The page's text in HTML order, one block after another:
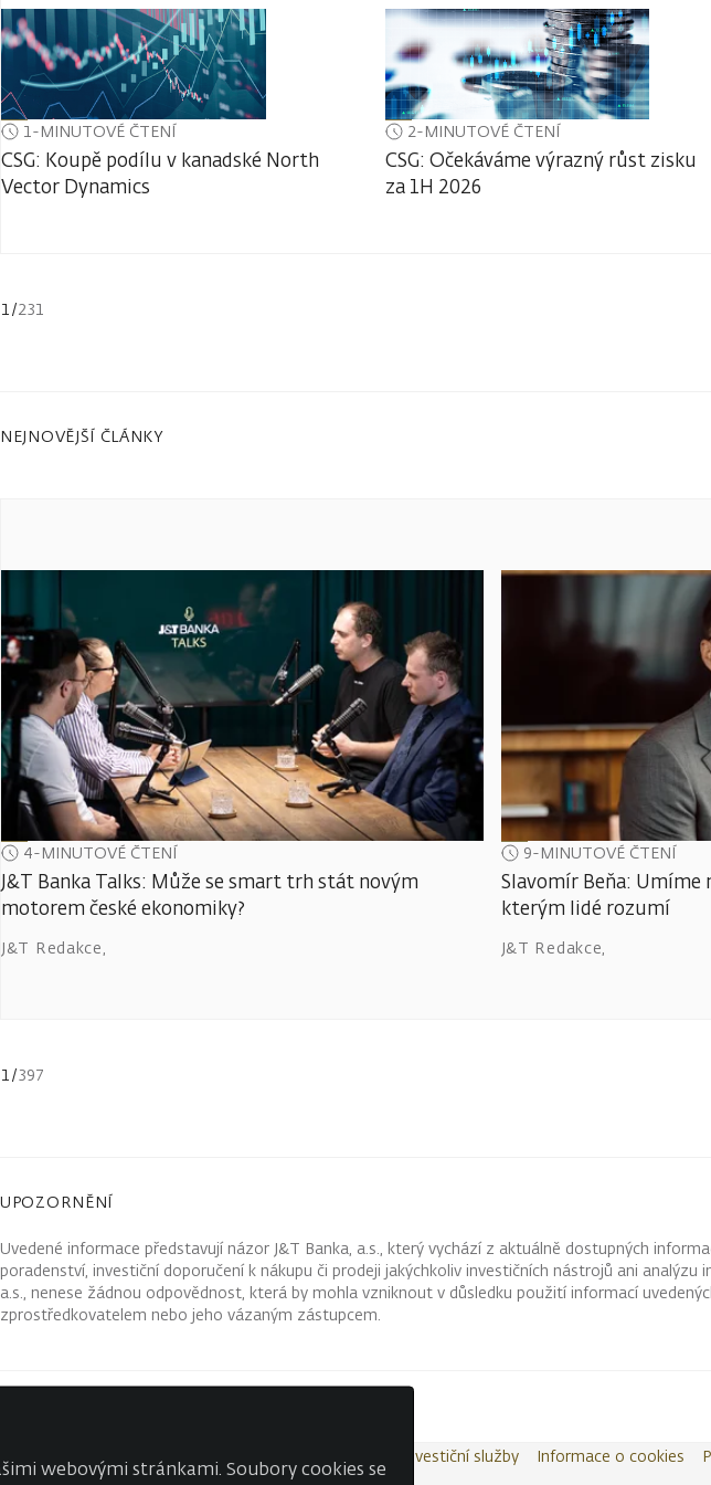
1-MINUTOVÉ ČTENÍ
CSG: Koupě podílu v kanadské North
Vector Dynamics
2-MINUTOVÉ ČTENÍ
CSG: Očekáváme výrazný růst zisku
za 1H 2026
1 /231
NEJNOVĚJŠÍ ČLÁNKY
4-MINUTOVÉ ČTENÍ
J&T Banka Talks: Může se smart trh stát novým
motorem české ekonomiky?
J&T Redakce,
9-MINUTOVÉ ČTENÍ
Slavomír Beňa:
kterým lidé rozumí
J&T Redakce,
1/397
UPOZORNĚNÍ
Uvedené informace představují názor J&T Banka, a.s., který vychází z aktuálně dostupných
poradenství, investiční doporučení k nákupu či prodeji jakýchkoliv investičních nástrojů ani
a.s., nenese žádnou odpovědnost, která by mohla vzniknout v důsledku použití informací
zprostředkovatelem nebo jeho vázaným zástupcem.
Kontakty Wealth Report Investiční služby Informace o cookies
webovými stránkami. Soubory cookies se